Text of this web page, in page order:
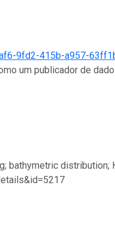
9fd2-415b-a957-
um publicador de
bathymetric distribution;